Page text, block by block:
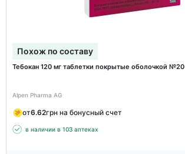
Похож по составу
Тебокан 120 мг таблетки покрытые оболочкой №20
Alpen Pharma AG
от6.62грн на бонусный счет
в наличии в 103 аптеках